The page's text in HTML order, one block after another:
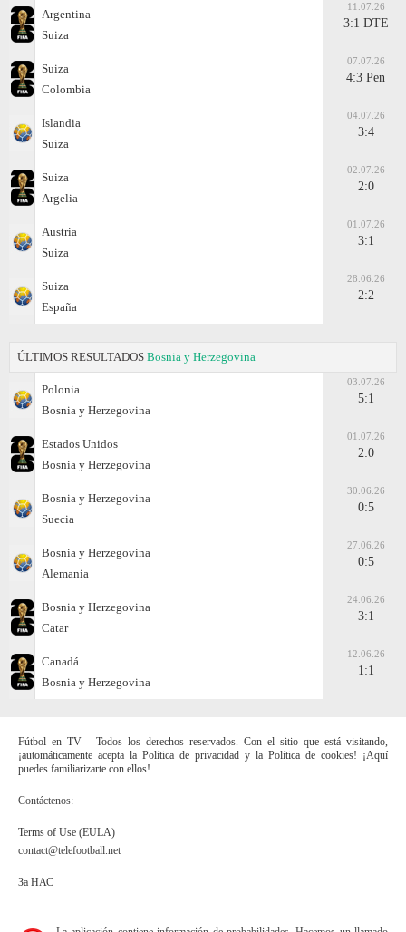
Argentina
Suiza
11.07.26
3:1 DTE
Suiza
Colombia
07.07.26
4:3 Pen
Islandia
Suiza
04.07.26
3:4
Suiza
Argelia
02.07.26
2:0
Austria
Suiza
01.07.26
3:1
Suiza
España
28.06.26
2:2
ÚLTIMOS RESULTADOS Bosnia y Herzegovina
Polonia
Bosnia y Herzegovina
03.07.26
5:1
Estados Unidos
Bosnia y Herzegovina
01.07.26
2:0
Bosnia y Herzegovina
Suecia
30.06.26
0:5
Bosnia y Herzegovina
Alemania
27.06.26
0:5
Bosnia y Herzegovina
Catar
24.06.26
3:1
Canadá
Bosnia y Herzegovina
12.06.26
1:1
Fútbol en TV - Todos los derechos reservados. Con el sitio que está visitando,
¡automáticamente acepta la Política de privacidad y la Política de cookies! ¡Aquí
puedes familiarizarte con ellos!
Contáctenos:
Terms of Use (EULA)
contact@telefootball.net
За НАС